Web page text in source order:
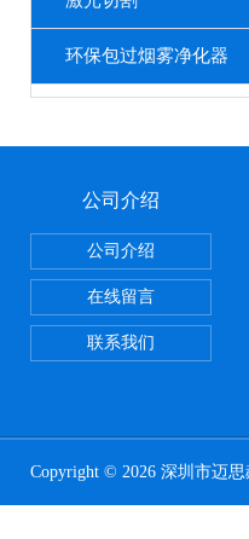
环保包过烟雾净化器
公司介绍
公司介绍
在线留言
联系我们
Copyright © 2026 深圳市迈